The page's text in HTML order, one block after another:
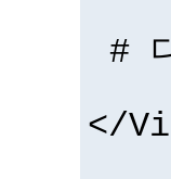
#
</